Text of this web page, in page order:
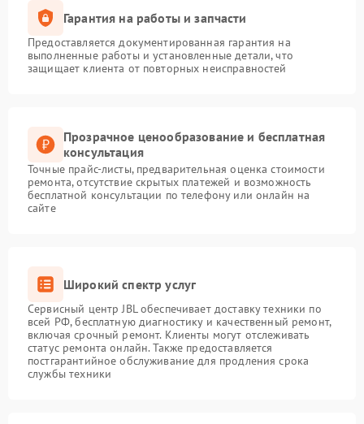
Гарантия на работы и запчасти
Предоставляется документированная гарантия на
выполненные работы и установленные детали, что
защищает клиента от повторных неисправностей
Прозрачное ценообразование и бесплатная
консультация
Точные прайс-листы, предварительная оценка стоимости
ремонта, отсутствие скрытых платежей и возможность
бесплатной консультации по телефону или онлайн на
сайте
Широкий спектр услуг
Сервисный центр JBL обеспечивает доставку техники по
всей РФ, бесплатную диагностику и качественный ремонт,
включая срочный ремонт. Клиенты могут отслеживать
статус ремонта онлайн. Также предоставляется
постгарантийное обслуживание для продления срока
службы техники